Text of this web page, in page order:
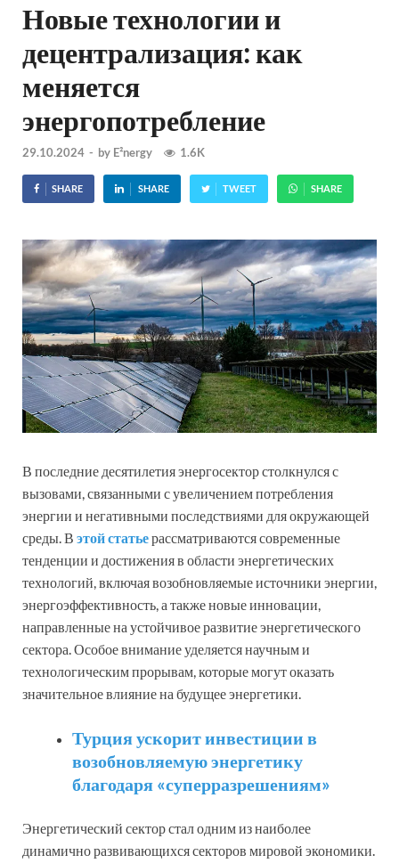
Новые технологии и
децентрализация: как
меняется
энергопотребление
29.10.2024 - by E²nergy 1.6K
SHARE SHARE TWEET SHARE
В последние десятилетия энергосектор столкнулся с
вызовами, связанными с увеличением потребления
энергии и негативными последствиями для окружающей
среды. В этой статьерассматриваются современные
тенденции и достижения в области энергетических
технологий, включая возобновляемые источники энергии,
энергоэффективность, а также новые инновации,
направленные на устойчивое развитие энергетического
сектора. Особое внимание уделяется научным и
технологическим прорывам, которые могут оказать
значительное влияние на будущее энергетики.
Турция ускорит инвестиции в
возобновляемую энергетику
благодаря «суперразрешениям»
Энергетический сектор стал одним из наиболее
динамично развивающихся секторов мировой экономики.